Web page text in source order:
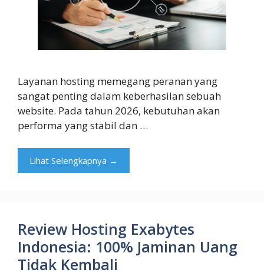
Layanan hosting memegang peranan yang
sangat penting dalam keberhasilan sebuah
website. Pada tahun 2026, kebutuhan akan
performa yang stabil dan …
Lihat Selengkapnya →
Review Hosting Exabytes
Indonesia: 100% Jaminan Uang
Tidak Kembali